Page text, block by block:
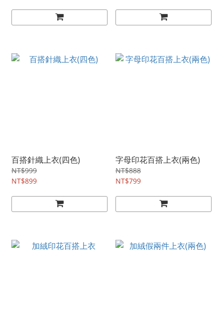
百搭針織上衣(四色)
NT$999
NT$899
字母印花百搭上衣(兩色)
NT$888
NT$799